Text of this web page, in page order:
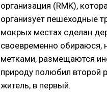
организация (RMK),
организует пешеходные
мокрых местах сделан
своевременно обираюся,
метками, размещаются
природу полюбил второй
житель, в первый.